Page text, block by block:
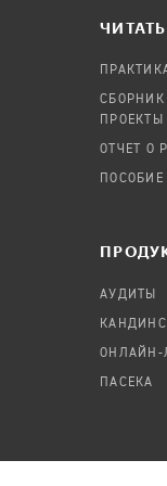
ЧИТАТЬ
ПРОЕКТЫ
ОТЧЕТ О
АУДИТЫ
ОНЛАЙН-
ПАСЕКА